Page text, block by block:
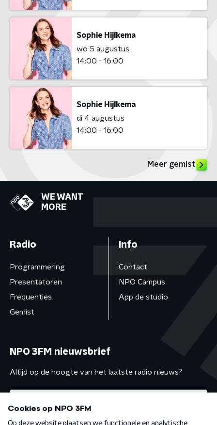
Sophie Hijlkema
wo 5 augustus
14:00 - 16:00
Sophie Hijlkema
di 4 augustus
14:00 - 16:00
Meer gemist
WE WANT
MORE
Radio
Programmering
Presentatoren
Frequenties
Gemist
Info
Contact
NPO Campus
App de studio
NPO 3FM nieuwsbrief
Altijd op de hoogte van het laatste radio nieuws?